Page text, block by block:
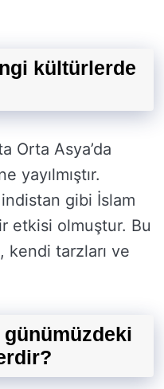
kültürlerde
Orta Asya’da
yayılmıştır.
gibi İslam
etkisi olmuştur. Bu
kendi tarzları ve
günümüzdeki